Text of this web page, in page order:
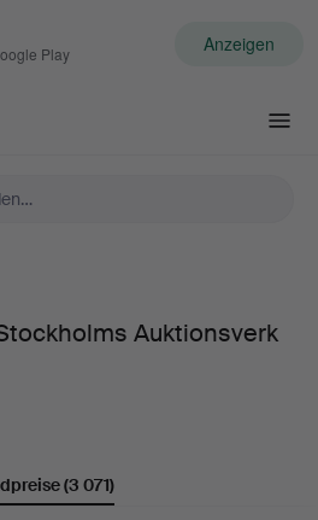
Play Anzeigen
Auktionsverk
(3 071)